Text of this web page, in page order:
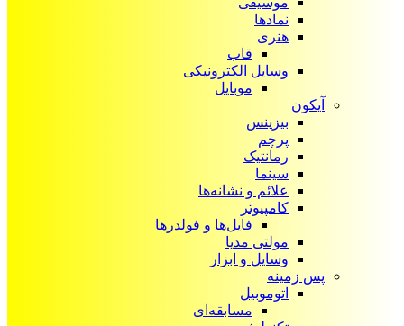
نمادها
هنری
قاب
وسایل الکترونیکی
موبایل
آیکون‌
بیزینس
پرچم
رمانتیک
سینما
علائم و نشانه‌ها
کامپیوتر
فایل‌ها و فولدرها
مولتی مدیا
وسایل و ابزار
پس زمینه
اتوموبیل
مسابقه‌ای